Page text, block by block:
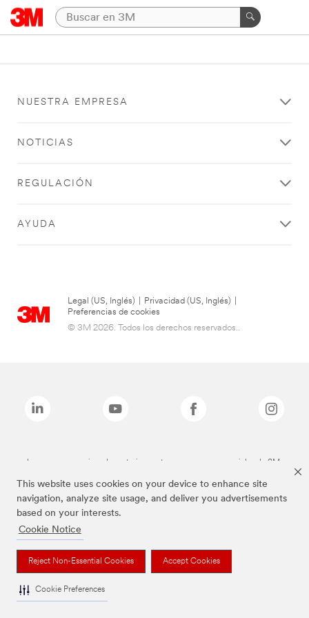
This website uses cookies on your device to enhance site
navigation, analyze site usage, and deliver you advertisements
based on your interests.
Cookie Notice
Reject Non-Essential Cookies Accept Cookies
Cookie Preferences
NUESTRA EMPRESA
NOTICIAS
REGULACIÓN
AYUDA
Legal (US, Inglés) Privacidad (US, Inglés)
Preferencias de cookies
© 3M 2026. Todos los derechos reservados..
Las marcas mencionadas anteriormente son marcas comerciales de 3M.